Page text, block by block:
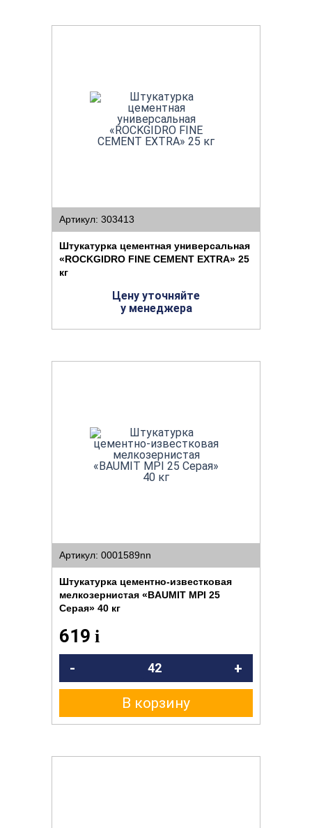
Артикул: 303413
Штукатурка цементная универсальная
«ROCKGIDRO FINE CEMENT EXTRA» 25
кг
Цену уточняйте
у менеджера
Артикул: 0001589nn
Штукатурка цементно-известковая
мелкозернистая «BAUMIT MPI 25
Серая» 40 кг
619 i
- +
В корзину